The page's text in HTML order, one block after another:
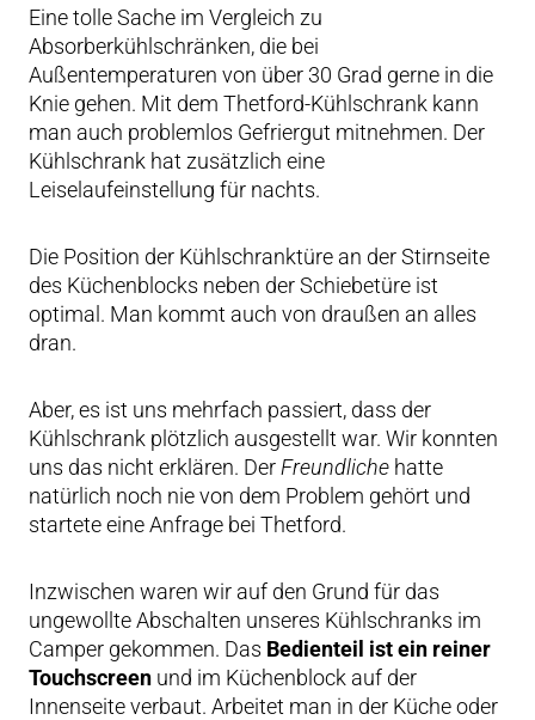
Eine tolle Sache im Vergleich zu
Absorberkühlschränken, die bei
Außentemperaturen von über 30 Grad gerne in die
Knie gehen. Mit dem Thetford-Kühlschrank kann
man auch problemlos Gefriergut mitnehmen. Der
Kühlschrank hat zusätzlich eine
Leiselaufeinstellung für nachts.
Die Position der Kühlschranktüre an der Stirnseite
des Küchenblocks neben der Schiebetüre ist
optimal. Man kommt auch von draußen an alles
dran.
Aber, es ist uns mehrfach passiert, dass der
Kühlschrank plötzlich ausgestellt war. Wir konnten
uns das nicht erklären. Der Freundliche hatte
natürlich noch nie von dem Problem gehört und
startete eine Anfrage bei Thetford.
Inzwischen waren wir auf den Grund für das
ungewollte Abschalten unseres Kühlschranks im
Camper gekommen. Das Bedienteil ist ein reiner
Touchscreen und im Küchenblock auf der
Innenseite verbaut. Arbeitet man in der Küche oder